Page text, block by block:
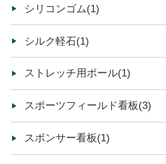
シリコンゴム(1)
シルク軽石(1)
ストレッチ用ポール(1)
スポーツフィールド看板(3)
スポンサー看板(1)